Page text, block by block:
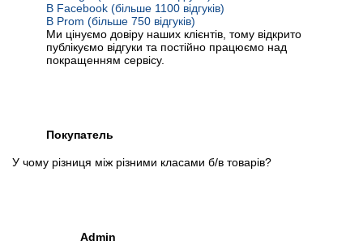
В Facebook (більше 1100 відгуків)
В Prom (більше 750 відгуків)
Ми цінуємо довіру наших клієнтів, тому відкрито
публікуємо відгуки та постійно працюємо над
покращенням сервісу.
Покупатель
У чому різниця між різними класами б/в товарів?
Admin